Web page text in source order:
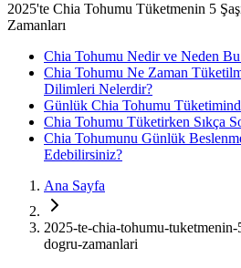
2025'te Chia Tohumu Tüketmenin 5
Zamanları
Chia Tohumu Nedir ve Neden
Chia Tohumu Ne Zaman
Dilimleri Nelerdir?
Günlük Chia Tohumu
Chia Tohumu Tüketirken Sıkça
Chia Tohumunu Günlük
Edebilirsiniz?
Ana Sayfa
2025-te-chia-tohumu-
dogru-zamanlari